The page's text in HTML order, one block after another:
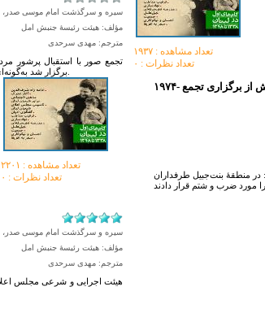
تعداد مشاهده :‌ ۱۹۳۷
تعداد نظرات : ۰
سیره و سرگذشت امام موسی صدر، چاپ دوم،
مؤلف: هیئت رئیسۀ جنبش امل
مترجم: مهدی سرحدی
تجمع صور با استقبال پرشور
از برگزاری تجمع
چنین نوشت: در منطقۀ بنت‌جبیل طرفداران
تعداد مشاهده :‌ ۲۲۰۱
تعداد نظرات : ۰
سیره و سرگذشت امام موسی صدر، چاپ دوم،
مؤلف: هیئت رئیسۀ جنبش امل
مترجم: مهدی سرحدی
هيئت اجرايى و شرعى مجلس